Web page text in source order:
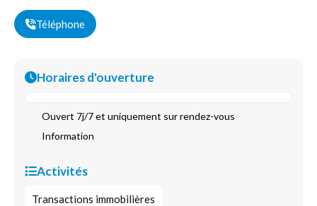
Téléphone
Horaires d'ouverture
Ouvert 7j/7 et uniquement sur rendez-vous
Information
Activités
Transactions immobilières